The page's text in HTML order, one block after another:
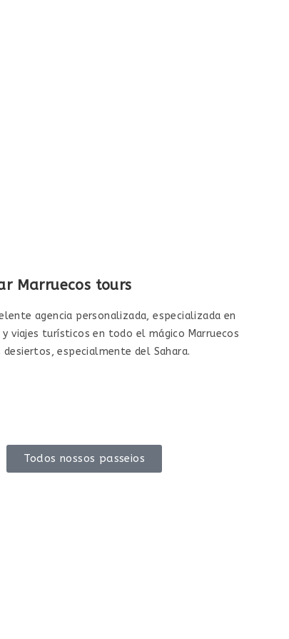
Marruecos tours
agencia personalizada, especializada en
viajes turísticos en todo el mágico Marruecos
desiertos, especialmente del Sahara.
Todos nossos passeios